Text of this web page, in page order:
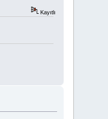
Kayıtlı